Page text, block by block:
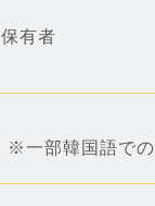
有者
※一部韓国語での